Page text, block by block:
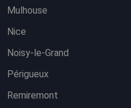
Mulhouse
Nice
Noisy-le-Grand
Périgueux
Remiremont